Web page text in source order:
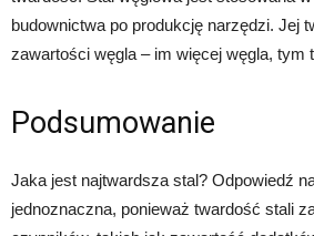
budownictwa po produkcję narzędzi. Jej
zawartości węgla – im więcej węgla, tym
Podsumowanie
Jaka jest najtwardsza stal? Odpowiedź
jednoznaczna, ponieważ twardość stali